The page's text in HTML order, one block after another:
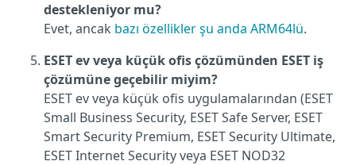
destekleniyor mu?
Evet, ancak bazı özellikler şu anda ARM64lü.
ESET ev veya küçük ofis çözümünden ESET iş
çözümüne geçebilir miyim?
ESET ev veya küçük ofis uygulamalarından (ESET
Small Business Security, ESET Safe Server, ESET
Smart Security Premium, ESET Security Ultimate,
ESET Internet Security veya ESET NOD32